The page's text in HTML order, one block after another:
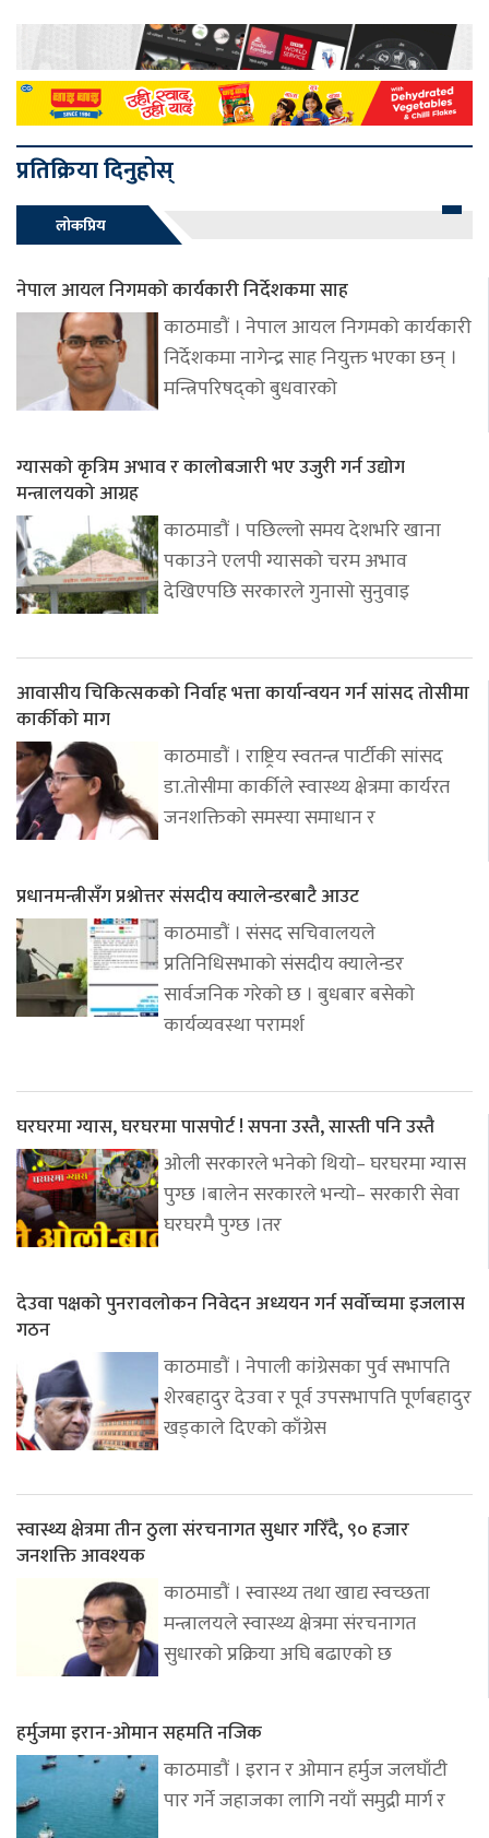
प्रतिक्रिया दिनुहोस्
लोकप्रिय
नेपाल आयल निगमको कार्यकारी निर्देशकमा साह
काठमाडौं । नेपाल आयल निगमको कार्यकारी
निर्देशकमा नागेन्द्र साह नियुक्त भएका छन् ।
मन्त्रिपरिषद्को बुधवारको
ग्यासको कृत्रिम अभाव र कालोबजारी भए उजुरी गर्न उद्योग
मन्त्रालयको आग्रह
काठमाडौं । पछिल्लो समय देशभरि खाना
पकाउने एलपी ग्यासको चरम अभाव
देखिएपछि सरकारले गुनासो सुनुवाइ
आवासीय चिकित्सकको निर्वाह भत्ता कार्यान्वयन गर्न सांसद तोसीमा
कार्कीको माग
काठमाडौं । राष्ट्रिय स्वतन्त्र पार्टीकी सांसद
डा.तोसीमा कार्कीले स्वास्थ्य क्षेत्रमा कार्यरत
जनशक्तिको समस्या समाधान र
प्रधानमन्त्रीसँग प्रश्नोत्तर संसदीय क्यालेन्डरबाटै आउट
काठमाडौं । संसद सचिवालयले
प्रतिनिधिसभाको संसदीय क्यालेन्डर
सार्वजनिक गरेको छ । बुधबार बसेको
कार्यव्यवस्था परामर्श
घरघरमा ग्यास, घरघरमा पासपोर्ट ! सपना उस्तै, सास्ती पनि उस्तै
ओली सरकारले भनेको थियो– घरघरमा ग्यास
पुग्छ ।बालेन सरकारले भन्यो– सरकारी सेवा
घरघरमै पुग्छ ।तर
देउवा पक्षको पुनरावलोकन निवेदन अध्ययन गर्न सर्वोच्चमा इजलास
गठन
काठमाडौं । नेपाली कांग्रेसका पुर्व सभापति
शेरबहादुर देउवा र पूर्व उपसभापति पूर्णबहादुर
खड्काले दिएको काँग्रेस
स्वास्थ्य क्षेत्रमा तीन ठुला संरचनागत सुधार गरिँदै, ९० हजार
जनशक्ति आवश्यक
काठमाडौं । स्वास्थ्य तथा खाद्य स्वच्छता
मन्त्रालयले स्वास्थ्य क्षेत्रमा संरचनागत
सुधारको प्रक्रिया अघि बढाएको छ
हर्मुजमा इरान-ओमान सहमति नजिक
काठमाडौं । इरान र ओमान हर्मुज जलघाँटी
पार गर्ने जहाजका लागि नयाँ समुद्री मार्ग र